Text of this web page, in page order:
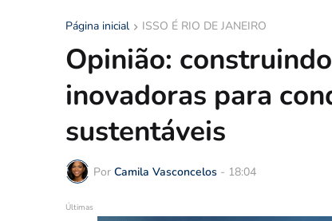
Página inicial ISSO É RIO DE JANEIRO
Opinião:
inovadoras para
sustentáveis
Por Camila Vasconcelos - 18:04
Últimas